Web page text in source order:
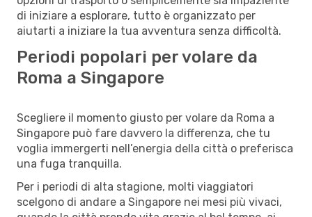
di iniziare a esplorare, tutto è organizzato per
aiutarti a iniziare la tua avventura senza difficoltà.
Periodi popolari per volare da
Roma a Singapore
Scegliere il momento giusto per volare da Roma a
Singapore può fare davvero la differenza, che tu
voglia immergerti nell’energia della città o preferisca
una fuga tranquilla.
Per i periodi di alta stagione, molti viaggiatori
scelgono di andare a Singapore nei mesi più vivaci,